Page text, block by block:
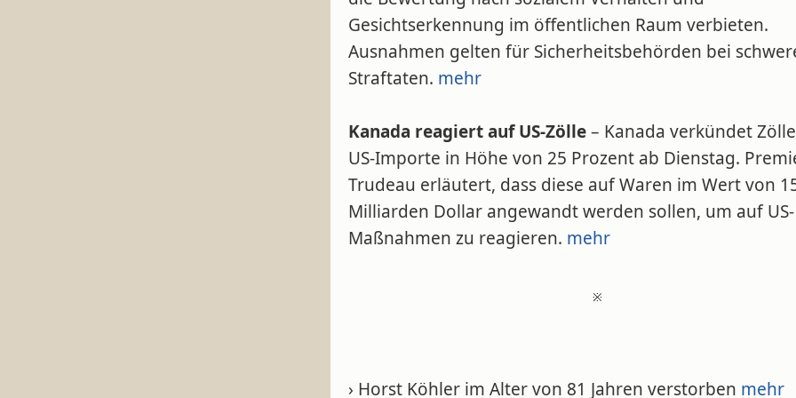
Gesichtserkennung im öffentlichen Raum verbieten.
Ausnahmen gelten für Sicherheitsbehörden bei
Straftaten. mehr
Kanada reagiert auf US-Zölle– Kanada verkündet
US-Importe in Höhe von 25 Prozent ab Dienstag.
Trudeau erläutert, dass diese auf Waren im Wert von
Milliarden Dollar angewandt werden sollen, um auf US-
Maßnahmen zu reagieren. mehr
※
› Horst Köhler im Alter von 81 Jahren verstorben mehr